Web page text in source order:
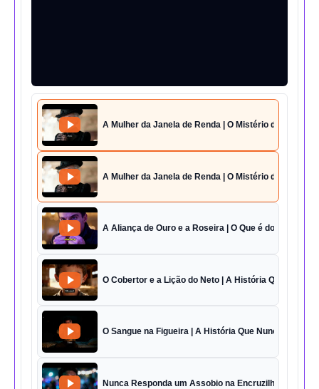
A Mulher da Janela de Renda | O Mistério da Casa 42
A Mulher da Janela de Renda | O Mistério da Casa 42
A Aliança de Ouro e a Roseira | O Que é do Amor
O Cobertor e a Lição do Neto | A História Que Vai Te
O Sangue na Figueira | A História Que Nunca Foi
Nunca Responda um Assobio na Encruzilhada | O